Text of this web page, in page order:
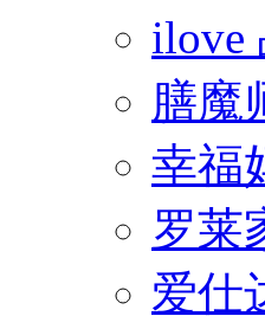
ilove
膳魔
幸福
罗莱
爱仕